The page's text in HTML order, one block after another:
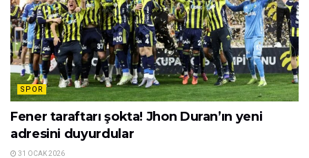
SPOR
Fener taraftarı şokta! Jhon Duran’ın yeni
adresini duyurdular
31 OCAK 2026